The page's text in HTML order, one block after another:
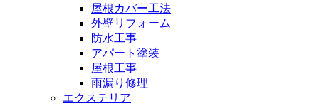
屋根カバー工法
外壁リフォーム
防水工事
アパート塗装
屋根工事
雨漏り修理
エクステリア